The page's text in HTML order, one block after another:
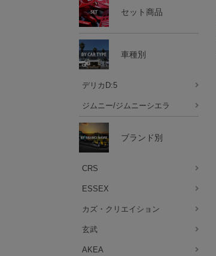
セット商品
車種別
デリカD:5
ジムニー/ジムニーシエラ
ブランド別
CRS
ESSEX
カズ・クリエイション
玄武
AKEA